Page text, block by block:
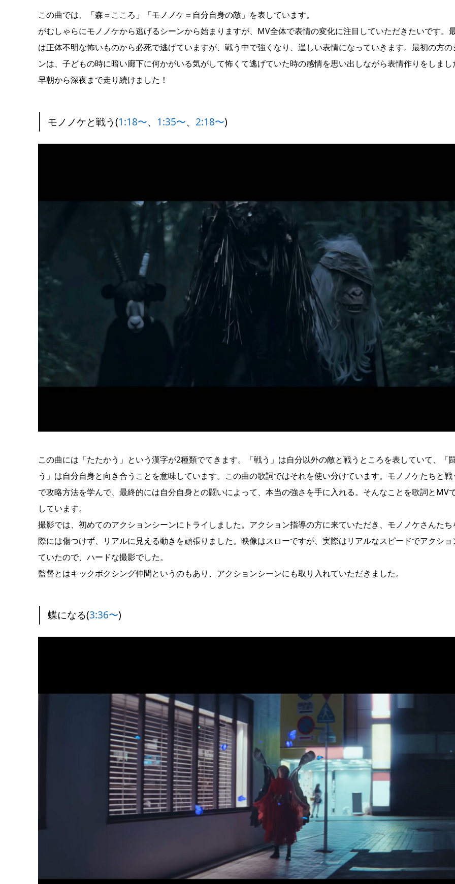
この曲では、「森＝こころ」「モノノケ＝自分自身の敵」を表しています。
がむしゃらにモノノケから逃げるシーンから始まりますが、MV全体で表情の変化に注目していただきたいです。
は正体不明な怖いものから必死で逃げていますが、戦う中で強くなり、逞しい表情になっていきます。最初の方の
ンは、子どもの時に暗い廊下に何かがいる気がして怖くて逃げていた時の感情を思い出しながら表情作りをしまし
早朝から深夜まで走り続けました！
モノノケと戦う(1:18〜、 1:35〜、 2:18〜)
この曲には「たたかう」という漢字が2種類でてきます。「戦う」は自分以外の敵と戦うところを表していて、「
う」は自分自身と向き合うことを意味しています。この曲の歌詞ではそれを使い分けています。モノノケたちと戦
で攻略方法を学んで、最終的には自分自身との闘いによって、本当の強さを手に入れる。そんなことを歌詞とMV
しています。
撮影では、初めてのアクションシーンにトライしました。アクション指導の方に来ていただき、モノノケさんたち
際には傷つけず、リアルに見える動きを頑張りました。映像はスローですが、実際はリアルなスピードでアクショ
ていたので、ハードな撮影でした。
監督とはキックボクシング仲間というのもあり、アクションシーンにも取り入れていただきました。
蝶になる(3:36〜)